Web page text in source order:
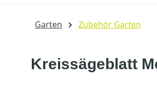
Garten Zubehör Garten
Kreissägeblatt